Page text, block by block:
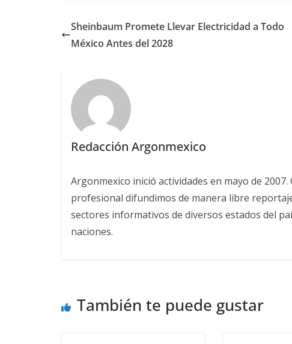
Sheinbaum Promete Llevar Electricidad a Todo
México Antes del 2028
Redacción Argonmexico
Argonmexico inició actividades en mayo de
profesional difundimos de manera libre
sectores informativos de diversos estados del
naciones.
También te puede gustar